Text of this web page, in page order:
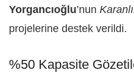
Yorgancıoğlu’nun
projelerine destek verildi.
%50 Kapasite